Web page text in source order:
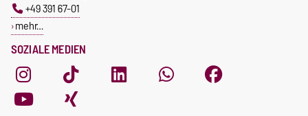
SOZIALE MEDIEN
+49 391 67-01
mehr…